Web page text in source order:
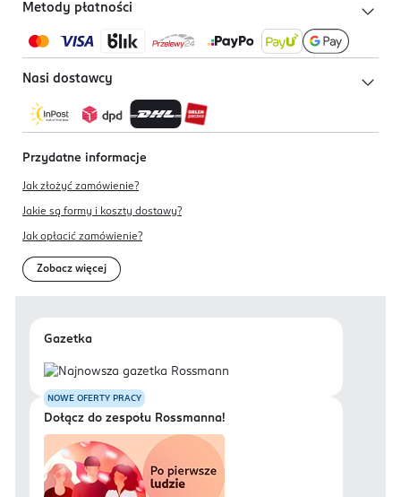
Metody płatności
Nasi dostawcy
Przydatne informacje
Jak złożyć zamówienie?
Jakie są formy i koszty dostawy?
Jak opłacić zamówienie?
Zobacz więcej
Gazetka
NOWE OFERTY PRACY
Dołącz do zespołu Rossmanna!